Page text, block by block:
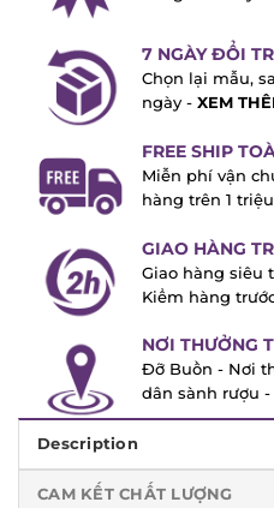
7 NGÀY ĐỔI
Chọn lại mẫu,
FREE SHIP
Miễn phí vận
GIAO HÀNG
Giao hàng siêu
NƠI THƯỞNG
Đỡ Buồn - Nơi
dân sành rượu -
Description